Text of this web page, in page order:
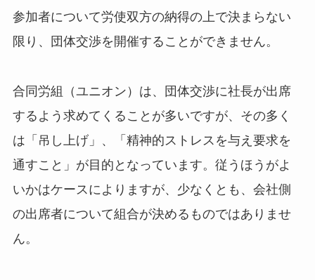
参加者について労使双方の納得の上で決まらない
限り、団体交渉を開催することができません。
合同労組（ユニオン）は、団体交渉に社長が出席
するよう求めてくることが多いですが、その多く
は「吊し上げ」、「精神的ストレスを与え要求を
通すこと」が目的となっています。従うほうがよ
いかはケースによりますが、少なくとも、会社側
の出席者について組合が決めるものではありませ
ん。